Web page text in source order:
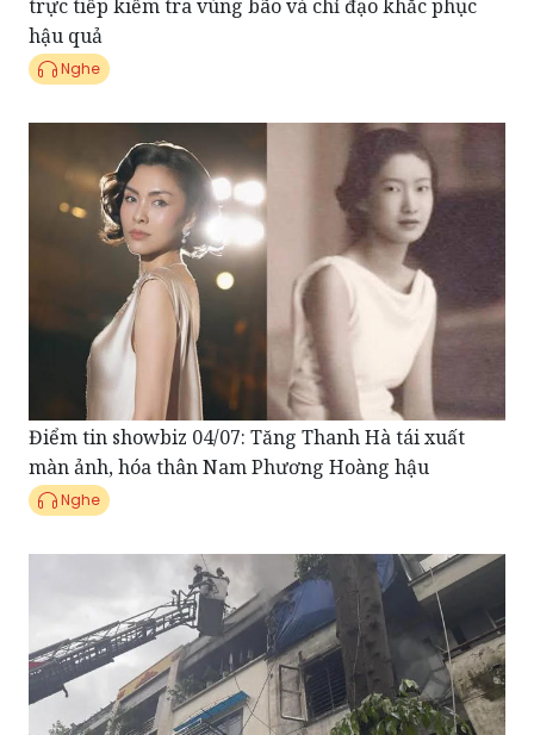
Nghe
Điểm tin showbiz 04/07: Tăng Thanh Hà tái xuất
màn ảnh, hóa thân Nam Phương Hoàng hậu
Nghe